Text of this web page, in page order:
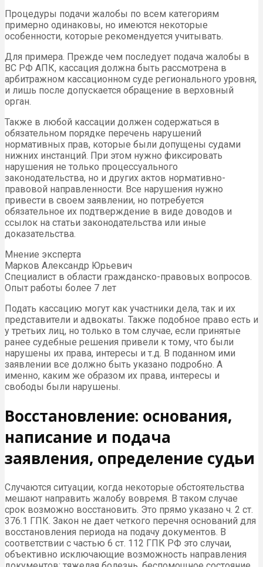
Процедуры подачи жалобы по всем категориям
примерно одинаковы, но имеются некоторые
особенности, которые рекомендуется учитывать.
Для примера. Прежде чем последует подача жалобы в
ВС РФ АПК, кассация должна быть рассмотрена в
арбитражном кассационном суде регионального уровня,
и лишь после допускается обращение в верховный
орган.
Также в любой кассации должен содержаться в
обязательном порядке перечень нарушений
нормативных прав, которые были допущены судами
нижних инстанций. При этом нужно фиксировать
нарушения не только процессуального
законодательства, но и других актов нормативно-
правовой направленности. Все нарушения нужно
привести в своем заявлении, но потребуется
обязательное их подтверждение в виде доводов и
ссылок на статьи законодательства или иные
доказательства.
Мнение эксперта
Марков Александр Юрьевич
Специалист в области гражданско-правовых вопросов.
Опыт работы более 7 лет
Подать кассацию могут как участники дела, так и их
представители и адвокаты. Также подобное право есть и
у третьих лиц, но только в том случае, если принятые
ранее судебные решения привели к тому, что были
нарушены их права, интересы и т.д. В поданном ими
заявлении все должно быть указано подробно. А
именно, каким же образом их права, интересы и
свободы были нарушены.
Восстановление: основания,
написание и подача
заявления, определение судьи
Случаются ситуации, когда некоторые обстоятельства
мешают направить жалобу вовремя. В таком случае
срок возможно восстановить. Это прямо указано ч. 2 ст.
376.1 ГПК. Закон не дает четкого перечня оснований для
восстановления периода на подачу документов. В
соответствии с частью 6 ст. 112 ГПК РФ это случаи,
объективно исключающие возможность направления